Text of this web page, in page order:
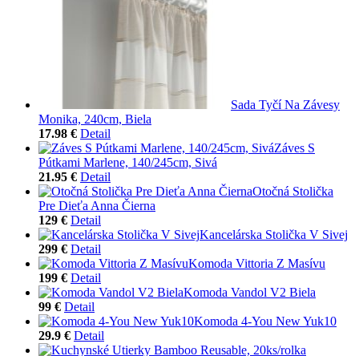
Sada Tyčí Na Závesy
Monika, 240cm, Biela
17.98 € Detail
Záves S
Pútkami Marlene, 140/245cm, Sivá
21.95 € Detail
Otočná Stolička
Pre Dieťa Anna Čierna
129 € Detail
Kancelárska Stolička V Sivej
299 € Detail
Komoda Vittoria Z Masívu
199 € Detail
Komoda Vandol V2 Biela
99 € Detail
Komoda 4-You New Yuk10
29.9 € Detail